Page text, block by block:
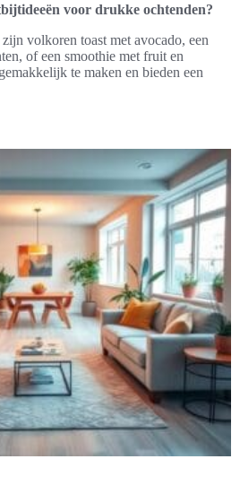
voor drukke ochtenden?
volkoren toast met avocado, een
of een smoothie met fruit en
te maken en bieden een